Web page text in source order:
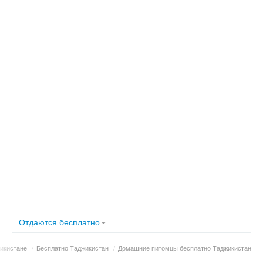
Отдаются бесплатно
/ Бесплатно Таджикистан / Домашние питомцы бесплатно Таджикистан